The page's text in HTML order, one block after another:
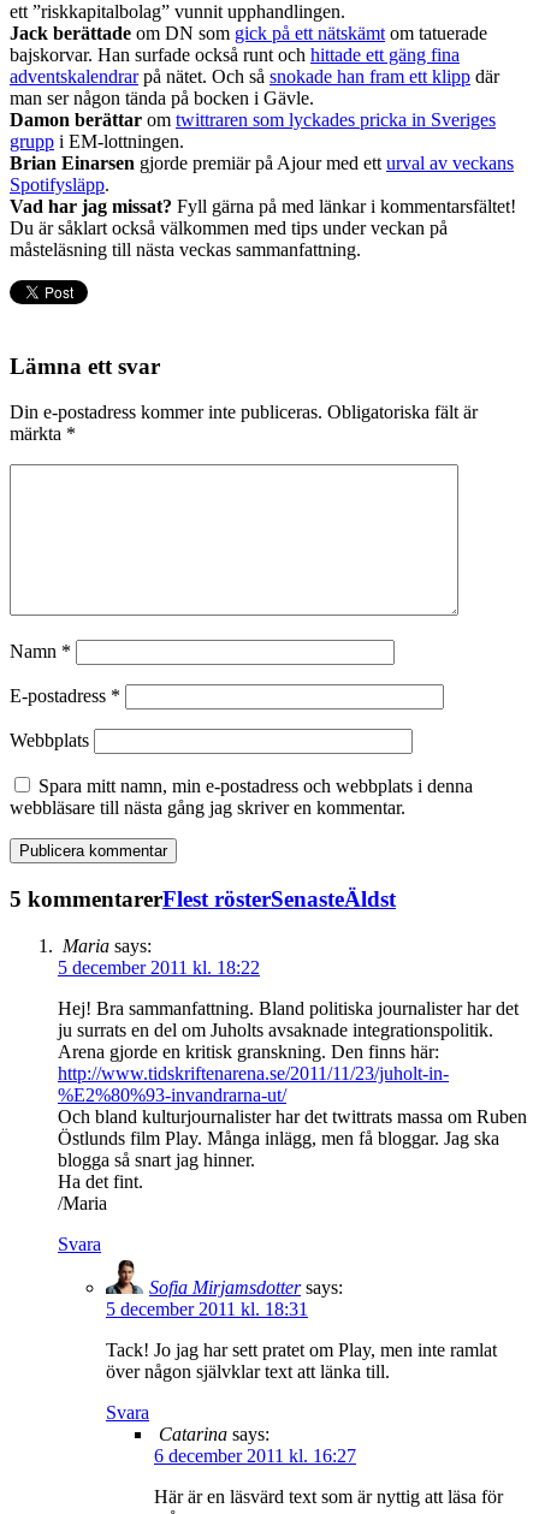
ett ”riskkapitalbolag” vunnit upphandlingen.
Jack berättade om DN som gick på ett nätskämt om tatuerade
bajskorvar. Han surfade också runt och hittade ett gäng fina
adventskalendrarpå nätet. Och så snokade han fram ett klipp där
man ser någon tända på bocken i Gävle.
Damon berättar om twittraren som lyckades pricka in Sveriges
grupp i EM-lottningen.
Brian Einarsen gjorde premiär på Ajour med ett urval av veckans
Spotifysläpp.
Vad har jag missat? Fyll gärna på med länkar i kommentarsfältet!
Du är såklart också välkommen med tips under veckan på
måsteläsning till nästa veckas sammanfattning.
Lämna ett svar
Din e-postadress kommer inte publiceras. Obligatoriska fält är
märkta *
Namn *
E-postadress *
Webbplats
Spara mitt namn, min e-postadress och webbplats i denna
webbläsare till nästa gång jag skriver en kommentar.
5 kommentarerFlest rösterSenasteÄldst
Maria says:
5 december 2011 kl. 18:22
Hej! Bra sammanfattning. Bland politiska journalister har det
ju surrats en del om Juholts avsaknade integrationspolitik.
Arena gjorde en kritisk granskning. Den finns här:
http://www.tidskriftenarena.se/2011/11/23/juholt-in-
%E2%80%93-invandrarna-ut/
Och bland kulturjournalister har det twittrats massa om Ruben
Östlunds film Play. Många inlägg, men få bloggar. Jag ska
blogga så snart jag hinner.
Ha det fint.
/Maria
Svara
Sofia Mirjamsdotter says:
5 december 2011 kl. 18:31
Tack! Jo jag har sett pratet om Play, men inte ramlat
över någon självklar text att länka till.
Svara
Catarina says:
6 december 2011 kl. 16:27
Här är en läsvärd text som är nyttig att läsa för